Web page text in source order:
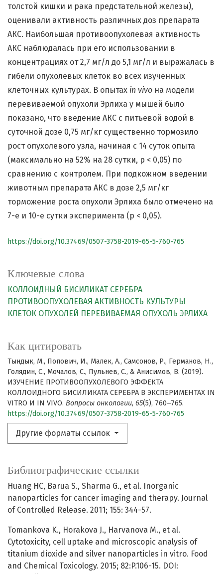
Ключевые слова
КОЛЛОИДНЫЙ БИСИЛИКАТ СЕРЕБРА
ПРОТИВООПУХОЛЕВАЯ АКТИВНОСТЬ КУЛЬТУРЫ
КЛЕТОК ОПУХОЛЕЙ ПЕРЕВИВАЕМАЯ ОПУХОЛЬ ЭРЛИХА
Как цитировать
Тындык, М., Попович, И., Малек, А., Самсонов, Р., Германов, Н.,
Голядин, С., Мочалов, С., Пульнев, С., & Анисимов, В. (2019).
ИЗУЧЕНИЕ ПРОТИВООПУХОЛЕВОГО ЭФФЕКТА
КОЛЛОИДНОГО БИСИЛИКАТА СЕРЕБРА В ЭКСПЕРИМЕНТАХ IN
VITRO И IN VIVO. Вопросы онкологии, 65(5), 760–765.
https://doi.org/10.37469/0507-3758-2019-65-5-760-765
Другие форматы ссылок
толстой кишки и рака предстательной железы),
оценивали активность различных доз препарата
АКС. Наибольшая противоопухолевая активность
АКС наблюдалась при его использовании в
концентрациях от 2,7 мг/л до 5,1 мг/л и выражалась в
гибели опухолевых клеток во всех изученных
клеточных культурах. В опытах in vivo на модели
перевиваемой опухоли Эрлиха у мышей было
показано, что введение АКС с питьевой водой в
суточной дозе 0,75 мг/кг существенно тормозило
рост опухолевого узла, начиная с 14 суток опыта
(максимально на 52% на 28 сутки, p < 0,05) по
сравнению с контролем. При подкожном введении
животным препарата АКС в дозе 2,5 мг/кг
торможение роста опухоли Эрлиха было отмечено на
7-е и 10-е сутки эксперимента (p < 0,05).
https://doi.org/10.37469/0507-3758-2019-65-5-760-765
Библиографические ссылки
Huang HC, Barua S., Sharma G., et al. Inorganic
nanoparticles for cancer imaging and therapy. Journal
of Controlled Release. 2011; 155: 344-57.
Tomankova K., Horakova J., Harvanova M., et al.
Cytotoxicity, cell uptake and microscopic analysis of
titanium dioxide and silver nanoparticles in vitro. Food
and Chemical Toxicology. 2015; 82:P.106-15. DOI: